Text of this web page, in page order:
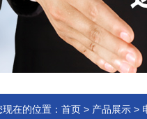
现在的位置： 首页 > 产品展示 >